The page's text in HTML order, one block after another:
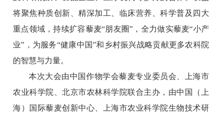
将聚焦种质创新、精深加工、临床营养、科学普及四大
重点领域，持续扩容藜麦“朋友圈”，全力做实藜麦“小产
业”，为服务“健康中国”和乡村振兴战略贡献更多农科院
的智慧与力量。
本次大会由中国作物学会藜麦专业委员会、上海市
农业科学院、北京市农林科学院联合主办，由中国（上
海）国际藜麦创新中心、上海市农业科学院生物技术研